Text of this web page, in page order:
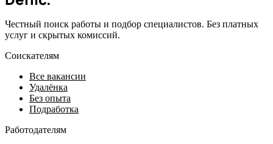
Честный поиск работы и подбор специалистов. Без платных
услуг и скрытых комиссий.
Соискателям
Все вакансии
Удалёнка
Без опыта
Подработка
Работодателям